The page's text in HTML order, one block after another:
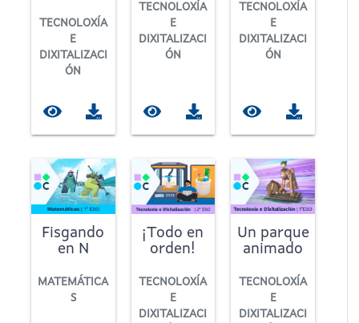
TECNOLOXÍA
E
DIXITALIZACI
ÓN
TECNOLOXÍA
E
DIXITALIZACI
ÓN
TECNOLOXÍA
E
DIXITALIZACI
ÓN
Fisgando
en N
MATEMÁTICA
S
¡Todo en
orden!
TECNOLOXÍA
E
DIXITALIZACI
Un parque
animado
TECNOLOXÍA
E
DIXITALIZACI